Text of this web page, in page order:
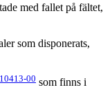
med fallet på fältet,
som disponerats,
00 som finns i